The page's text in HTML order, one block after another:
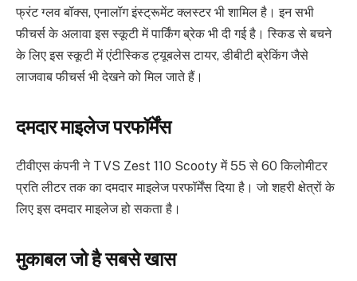
फ्रंट ग्लव बॉक्स, एनालॉग इंस्ट्रूमेंट क्लस्टर भी शामिल है। इन सभी
फीचर्स के अलावा इस स्कूटी में पार्किंग ब्रेक भी दी गई है। स्किड से बचने
के लिए इस स्कूटी में एंटीस्किड ट्यूबलेस टायर, डीबीटी ब्रेकिंग जैसे
लाजवाब फीचर्स भी देखने को मिल जाते हैं।
दमदार माइलेज परफॉर्मेंस
टीवीएस कंपनी ने TVS Zest 110 Scooty में 55 से 60 किलोमीटर
प्रति लीटर तक का दमदार माइलेज परफॉर्मेंस दिया है। जो शहरी क्षेत्रों के
लिए इस दमदार माइलेज हो सकता है।
मुकाबल जो है सबसे खास